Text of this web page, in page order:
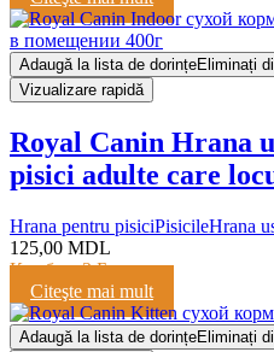
Adaugă la lista de dorințeEliminați
Vizualizare rapidă
Royal Canin Hrana
pisici adulte care
Hrana pentru pisiciPisicileHrana
125,00 MDL
Кешбэк:3 Балла
Citeşte mai mult
Adaugă la lista de dorințeEliminați